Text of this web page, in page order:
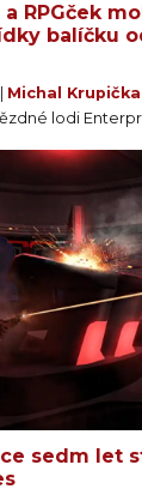
RPGček
balíčku
Michal Krupička
lodi
sedm let